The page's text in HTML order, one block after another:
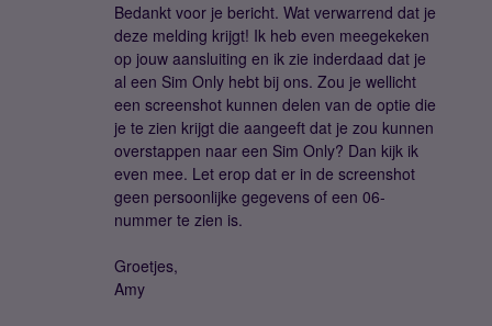
Bedankt voor je bericht. Wat verwarrend dat je
deze melding krijgt! Ik heb even meegekeken
op jouw aansluiting en ik zie inderdaad dat je
al een Sim Only hebt bij ons. Zou je wellicht
een screenshot kunnen delen van de optie die
je te zien krijgt die aangeeft dat je zou kunnen
overstappen naar een Sim Only? Dan kijk ik
even mee. Let erop dat er in de screenshot
geen persoonlijke gegevens of een 06-
nummer te zien is.
Groetjes,
Amy